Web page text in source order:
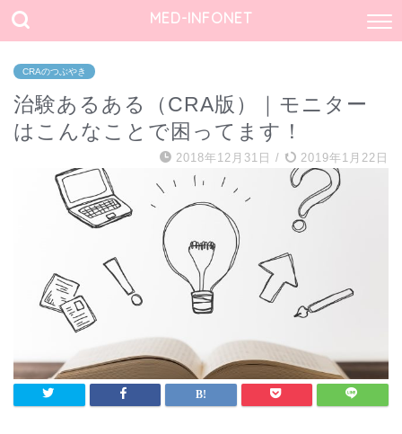
MED-INFONET
CRAのつぶやき
治験あるある（CRA版）｜モニター
はこんなことで困ってます！
2018年12月31日 / 2019年1月22日